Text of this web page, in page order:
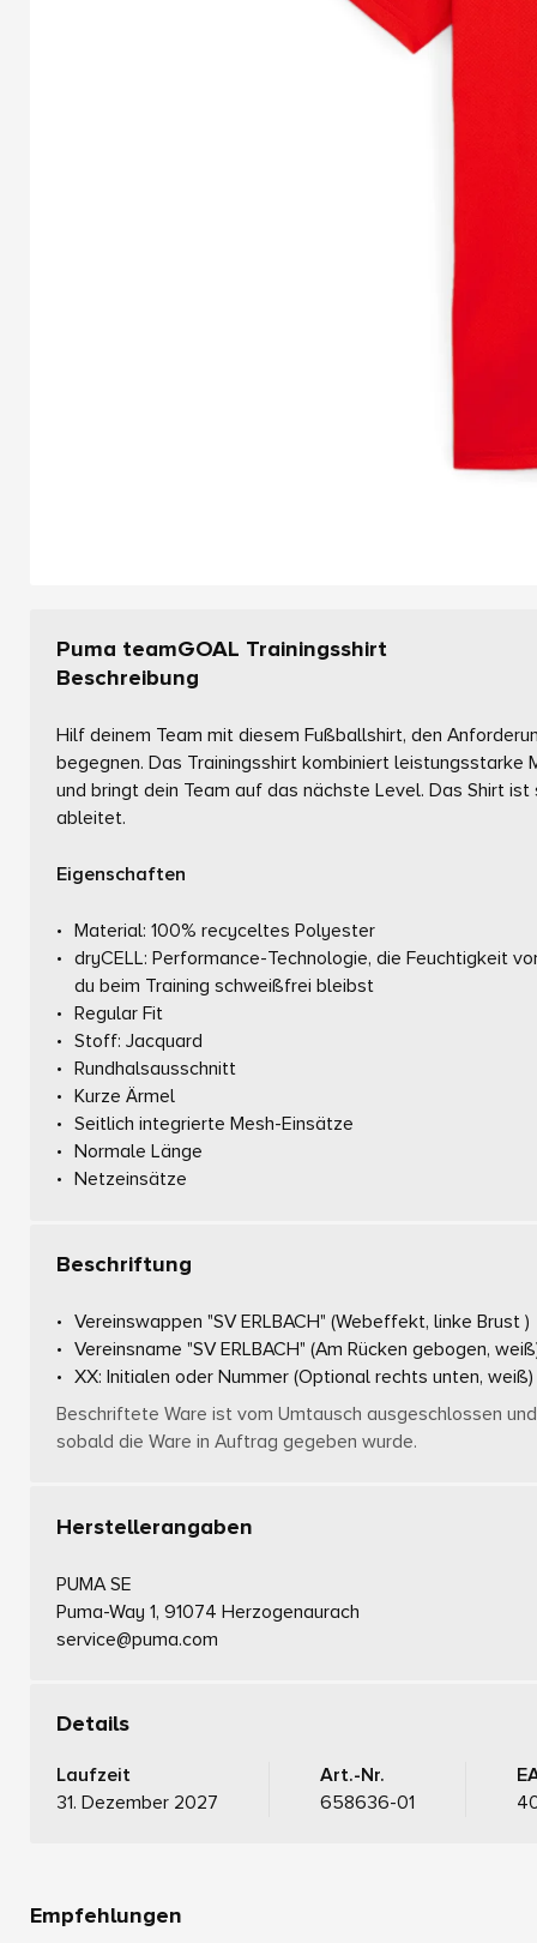
Puma teamGOAL Trainingsshirt
Beschreibung
Hilf deinem Team mit diesem Fußballshirt, den
begegnen. Das Trainingsshirt kombiniert leistungsstarke
und bringt dein Team auf das nächste Level. Das Shirt
ableitet.
Eigenschaften
Material: 100% recyceltes Polyester
dryCELL: Performance-Technologie, die Feuchtigkeit
du beim Training schweißfrei bleibst
Regular Fit
Stoff: Jacquard
Rundhalsausschnitt
Kurze Ärmel
Seitlich integrierte Mesh-Einsätze
Normale Länge
Netzeinsätze
Beschriftung
Vereinswappen "SV ERLBACH" (Webeffekt, linke Brust )
Vereinsname "SV ERLBACH" (Am Rücken gebogen,
XX: Initialen oder Nummer (Optional rechts unten, weiß)
Beschriftete Ware ist vom Umtausch ausgeschlossen
sobald die Ware in Auftrag gegeben wurde.
Herstellerangaben
PUMA SE
Puma-Way 1, 91074 Herzogenaurach
service@puma.com
Details
Laufzeit
31. Dezember 2027
Art.-Nr.
658636-01
Empfehlungen